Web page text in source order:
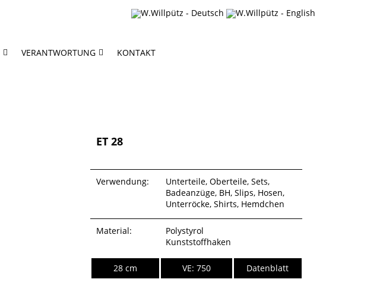
VERANTWORTUNG KONTAKT
ET 28
Verwendung:
Unterteile, Oberteile, Sets,
Badeanzüge, BH, Slips, Hosen,
Unterröcke, Shirts, Hemdchen
Material:
Polystyrol
Kunststoffhaken
28 cm VE: 750 Datenblatt